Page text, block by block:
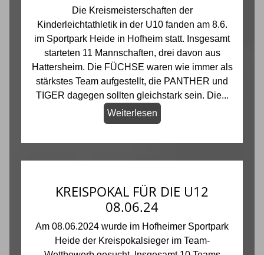
Die Kreismeisterschaften der
Kinderleichtathletik in der U10 fanden am 8.6.
im Sportpark Heide in Hofheim statt. Insgesamt
starteten 11 Mannschaften, drei davon aus
Hattersheim. Die FÜCHSE waren wie immer als
stärkstes Team aufgestellt, die PANTHER und
TIGER dagegen sollten gleichstark sein. Die...
Weiterlesen
KREISPOKAL FÜR DIE U12
08.06.24
Am 08.06.2024 wurde im Hofheimer Sportpark
Heide der Kreispokalsieger im Team-